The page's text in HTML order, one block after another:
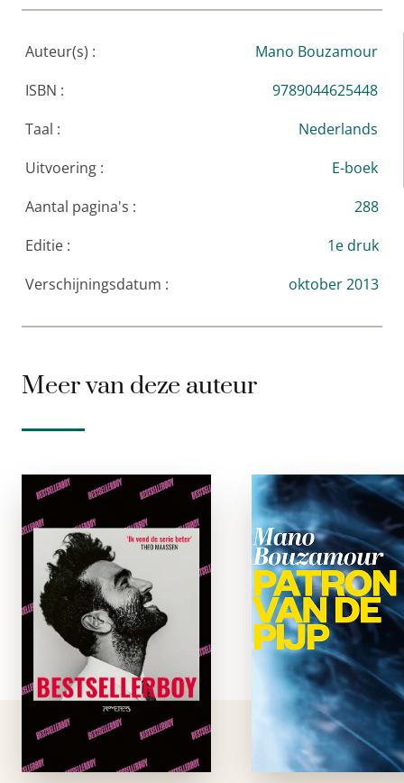
moet iedereen dit lezen. En nu heeft-ie het op papier
Auteur(s) :
Mano Bouzamour
ISBN :
9789044625448
Taal :
Nederlands
Uitvoering :
E-boek
Aantal pagina's :
288
Editie :
1e druk
Verschijningsdatum :
oktober 2013
Meer van deze auteur
Bestsellerboy
paperback
Mohamed Zebbi, een
jongen van de straat,
heeft één droom: de
literaire wereld
bestormen. Wanneer
zijn debuutroman
Mohamed, de proleet
verschijnt, is zijn
naam in één klap
…
Patron van
paperback
Op 28
hoort een vader
longkanker.
diezelfde dag
hij door zijn
zoon op een
naar Dubai gezet.
daar in de zon